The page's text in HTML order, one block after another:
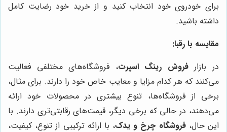
برای خودروی خود انتخاب کنید و از خرید خود رضایت کامل
داشته باشید.
مقایسه با رقبا:
در بازارفروش رینگ اسپرت، فروشگاه‌های مختلفی فعالیت
می‌کنند که هر کدام مزایا و معایب خاص خود را دارند. برای مثال،
برخی از فروشگاه‌ها، تنوع بیشتری در محصولات خود ارائه
می‌دهند، در حالی که برخی دیگر، قیمت‌های رقابتی‌تری دارند. با
این حال،فروشگاه چرخ و یدک، با ارائه ترکیبی از تنوع، کیفیت،